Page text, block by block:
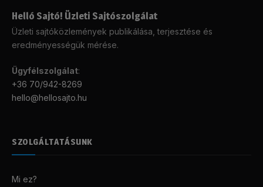
Helló Sajtó! Üzleti Sajtószolgálat
Üzleti sajtóközlemények publikálása, terjesztése és
eredményességük mérése.
Ügyfélszolgálat:
+36 70/942-8269
hello@hellosajto.hu
SZOLGÁLTATÁSUNK
Mi ez?